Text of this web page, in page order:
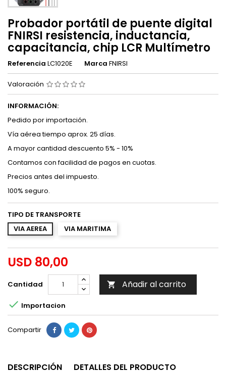
Probador portátil de puente digital
FNIRSI resistencia, inductancia,
capacitancia, chip LCR Multímetro
Referencia LC1020E Marca FNIRSI
Valoración
INFORMACIÓN:
Pedido por importación.
Vía aérea tiempo aprox. 25 días.
A mayor cantidad descuento 5% - 10%
Contamos con facilidad de pagos en cuotas.
Precios antes del impuesto.
100% seguro.
TIPO DE TRANSPORTE
VIA AEREA
VIA MARITIMA
USD 80,00
Cantidad  Añadir al carrito
 Importacion
Compartir
DESCRIPCIÓN
DETALLES DEL PRODUCTO